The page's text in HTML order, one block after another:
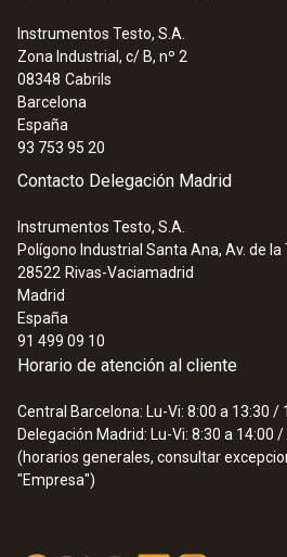
Instrumentos Testo, S.A.
Zona Industrial, c/ B, nº 2
08348 Cabrils
Barcelona
España
93 753 95 20
Contacto Delegación Madrid
Instrumentos Testo, S.A.
Polígono Industrial Santa Ana, Av. de la
28522 Rivas-Vaciamadrid
Madrid
España
91 499 09 10
Horario de atención al cliente
Central Barcelona: Lu-Vi: 8:00 a 13:30 /
Delegación Madrid: Lu-Vi: 8:30 a 14:00 /
(horarios generales, consultar
"Empresa")